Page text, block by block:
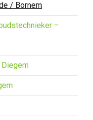
/ Bornem
–